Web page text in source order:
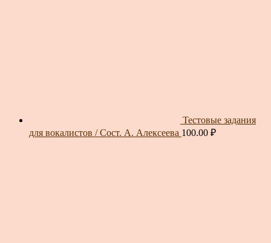
Тестовые задания
для вокалистов / Сост. А. Алексеева 100.00 ₽